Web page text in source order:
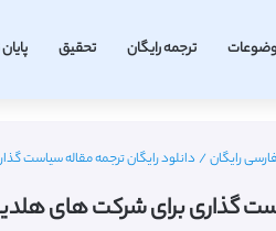
ترجمه رایگان تحقیق
رایگان/ دانلود رایگان ترجمه مقاله سیاست
گذاری برای شرکت های